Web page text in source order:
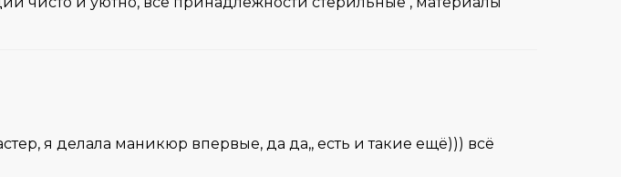
я делала маникюр впервые, да да,, есть и такие ещё))) всё